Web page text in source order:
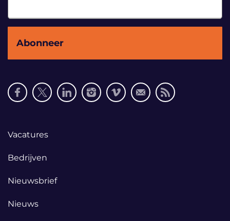
Social
media
Footer
Vacatures
Bedrijven
Nieuwsbrief
Nieuws